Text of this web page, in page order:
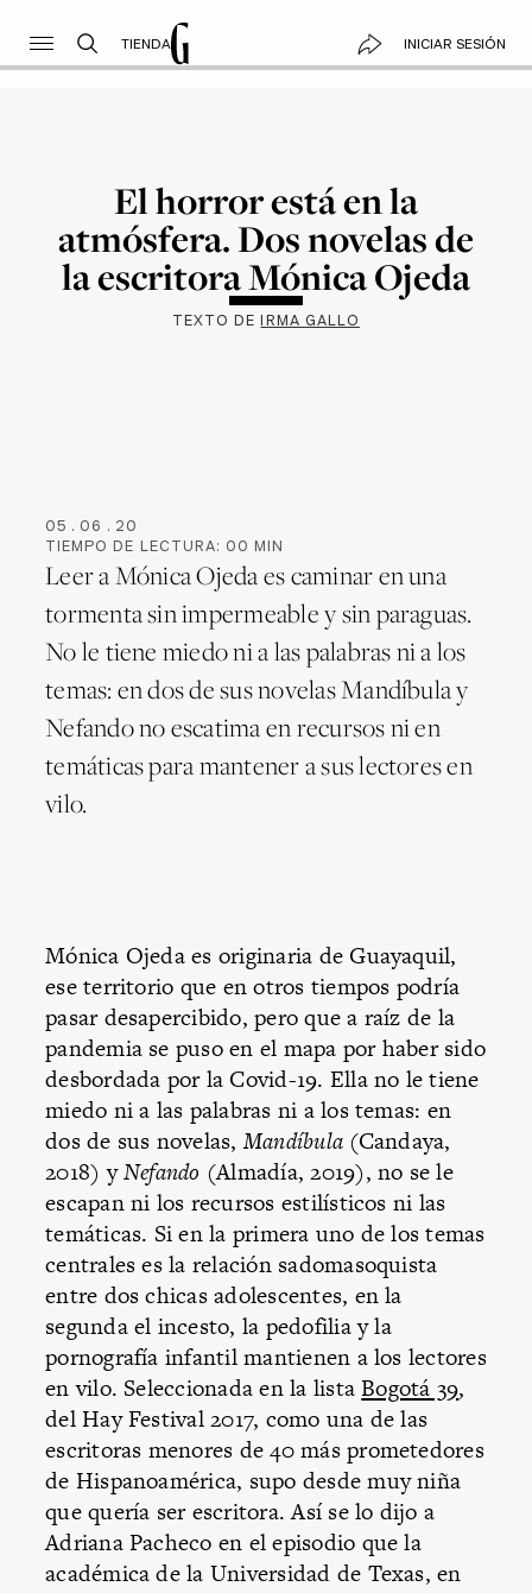
TIENDA INICIAR SESIÓN
El horror está en la
atmósfera. Dos novelas de
la escritora Mónica Ojeda
TEXTO DEIRMA GALLO
05 . 06 . 20
TIEMPO DE LECTURA: 00 MIN
Leer a Mónica Ojeda es caminar en una
tormenta sin impermeable y sin paraguas.
No le tiene miedo ni a las palabras ni a los
temas: en dos de sus novelas Mandíbula y
Nefando no escatima en recursos ni en
temáticas para mantener a sus lectores en
vilo.
Mónica Ojeda es originaria de Guayaquil,
ese territorio que en otros tiempos podría
pasar desapercibido, pero que a raíz de la
pandemia se puso en el mapa por haber sido
desbordada por la Covid-19. Ella no le tiene
miedo ni a las palabras ni a los temas: en
dos de sus novelas,Mandíbula (Candaya,
2018) yNefando (Almadía, 2019), no se le
escapan ni los recursos estilísticos ni las
temáticas. Si en la primera uno de los temas
centrales es la relación sadomasoquista
entre dos chicas adolescentes, en la
segunda el incesto, la pedofilia y la
pornografía infantil mantienen a los lectores
en vilo. Seleccionada en la listaBogotá 39,
del Hay Festival 2017, como una de las
escritoras menores de 40 más prometedores
de Hispanoamérica, supo desde muy niña
que quería ser escritora. Así se lo dijo a
Adriana Pacheco en el episodio que la
académica de la Universidad de Texas, en